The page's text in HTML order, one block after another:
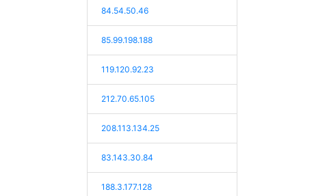
84.54.50.46
85.99.198.188
119.120.92.23
212.70.65.105
208.113.134.25
83.143.30.84
188.3.177.128